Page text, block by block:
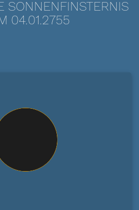
SONNENFINSTERNIS
04.01.2755